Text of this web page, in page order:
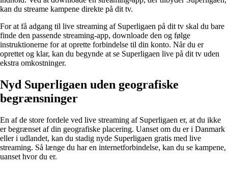
kan du streame kampene direkte på dit tv.
For at få adgang til live streaming af Superligaen på dit tv skal du bare
finde den passende streaming-app, downloade den og følge
instruktionerne for at oprette forbindelse til din konto. Når du er
oprettet og klar, kan du begynde at se Superligaen live på dit tv uden
ekstra omkostninger.
Nyd Superligaen uden geografiske
begrænsninger
En af de store fordele ved live streaming af Superligaen er, at du ikke
er begrænset af din geografiske placering. Uanset om du er i Danmark
eller i udlandet, kan du stadig nyde Superligaen gratis med live
streaming. Så længe du har en internetforbindelse, kan du se kampene,
uanset hvor du er.